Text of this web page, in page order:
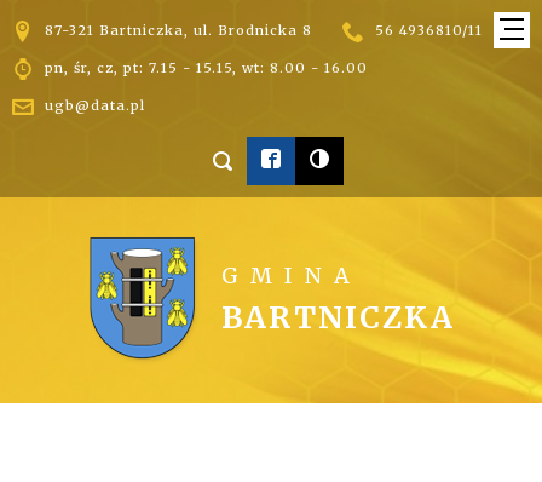
 87-321 Bartniczka, ul. Brodnicka 8  56 4936810/11
 pn, śr, cz, pt: 7.15 - 15.15, wt: 8.00 - 16.00
 ugb@data.pl
  
GMINA
BARTNICZKA